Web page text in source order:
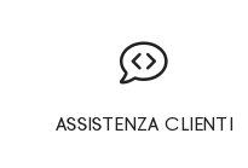
ASSISTENZA CLIENTI